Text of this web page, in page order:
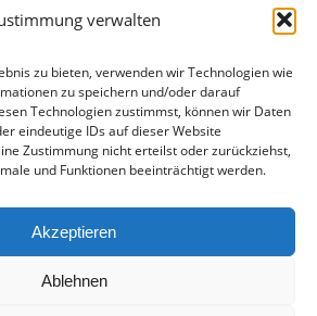
verwalten
zu bieten, verwenden wir Technologien wie
zu speichern und/oder darauf
Technologien zustimmst, können wir Daten
eindeutige IDs auf dieser Website
Zustimmung nicht erteilst oder zurückziehst,
und Funktionen beeinträchtigt werden.
Akzeptieren
Ablehnen
So tickt Björn!